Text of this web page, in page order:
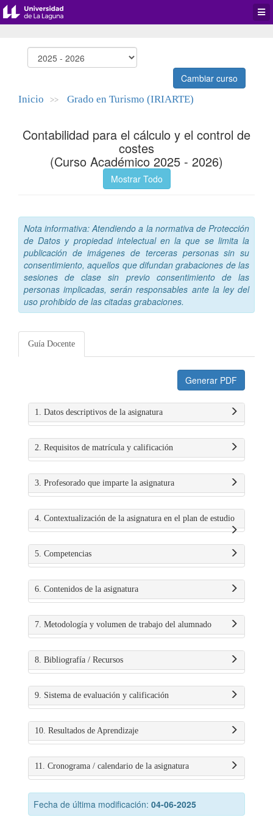
Cambiar curso
Inicio >> Grado en Turismo (IRIARTE)
Contabilidad para el cálculo y el control de
costes
(Curso Académico 2025 - 2026)
Mostrar Todo
Nota informativa: Atendiendo a la normativa de Protección
de Datos y propiedad intelectual en la que se limita la
publicación de imágenes de terceras personas sin su
consentimiento, aquellos que difundan grabaciones de las
sesiones de clase sin previo consentimiento de las
personas implicadas, serán responsables ante la ley del
uso prohibido de las citadas grabaciones.
Guía Docente
Generar PDF
1. Datos descriptivos de la asignatura
2. Requisitos de matrícula y calificación
3. Profesorado que imparte la asignatura
4. Contextualización de la asignatura en el plan de estudio
5. Competencias
6. Contenidos de la asignatura
7. Metodología y volumen de trabajo del alumnado
8. Bibliografía / Recursos
9. Sistema de evaluación y calificación
10. Resultados de Aprendizaje
11. Cronograma / calendario de la asignatura
Fecha de última modificación: 04-06-2025